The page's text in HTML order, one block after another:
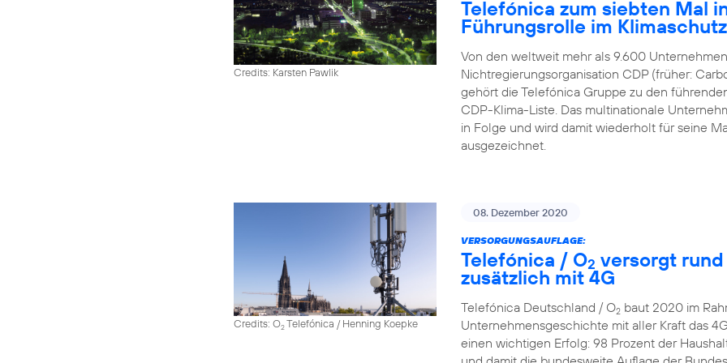
Credits: Karsten Pawlik
Telefónica zum siebten Mal
Führungsrolle im
Von den weltweit mehr als 9.600
Nichtregierungsorganisation CDP (früher:
gehört die Telefónica Gruppe zu den
CDP-Klima-Liste. Das multinationale
in Folge und wird damit wiederholt für seine
ausgezeichnet.
Credits: O2Telefónica / Henning Koepke
08. Dezember 2020
VERSORGUNGSAUFLAGE:
Telefónica / O2 versorgt
zusätzlich mit 4G
Telefónica Deutschland / O2 baut 2020 im
Unternehmensgeschichte mit aller Kraft das
einen wichtigen Erfolg: 98 Prozent der